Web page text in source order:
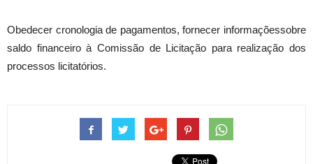
Obedecer cronologia de pagamentos, fornecer informaçõessobre
saldo financeiro à Comissão de Licitação para realização dos
processos licitatórios.